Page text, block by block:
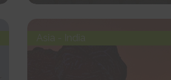
Asia - India